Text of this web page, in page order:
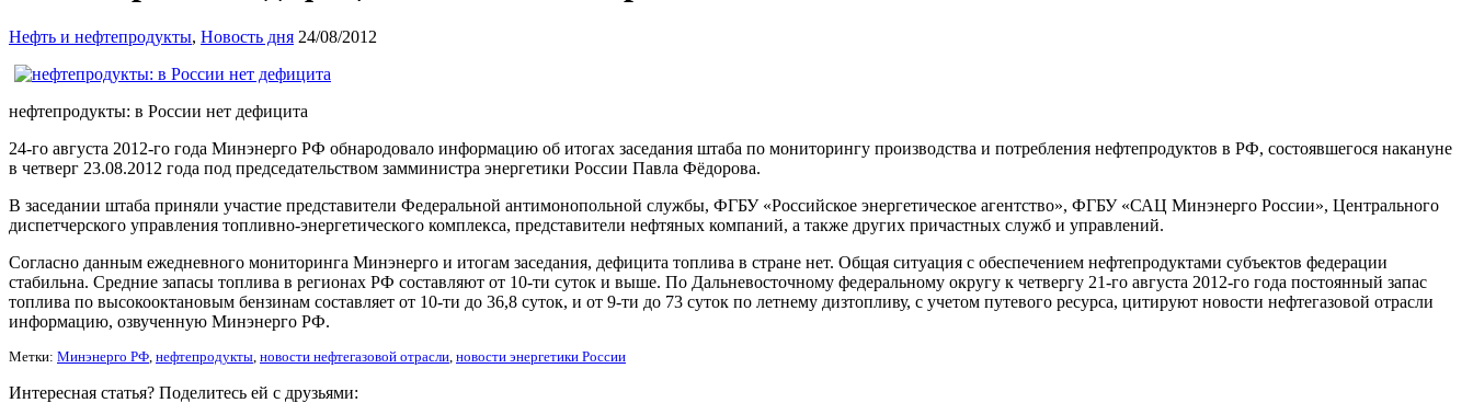
Нефть и нефтепродукты, Новость дня 24/08/2012
нефтепродукты: в России нет дефицита
24-го августа 2012-го года Минэнерго РФ обнародовало информацию об итогах заседания штаба по мониторингу производства и потребления нефтепродуктов в РФ, состоявшегося накануне
в четверг 23.08.2012 года под председательством замминистра энергетики России Павла Фёдорова.
В заседании штаба приняли участие представители Федеральной антимонопольной службы, ФГБУ «Российское энергетическое агентство», ФГБУ «САЦ Минэнерго России», Центрального
диспетчерского управления топливно-энергетического комплекса, представители нефтяных компаний, а также других причастных служб и управлений.
Согласно данным ежедневного мониторинга Минэнерго и итогам заседания, дефицита топлива в стране нет. Общая ситуация с обеспечением нефтепродуктами субъектов федерации
стабильна. Средние запасы топлива в регионах РФ составляют от 10-ти суток и выше. По Дальневосточному федеральному округу к четвергу 21-го августа 2012-го года постоянный запас
топлива по высокооктановым бензинам составляет от 10-ти до 36,8 суток, и от 9-ти до 73 суток по летнему дизтопливу, с учетом путевого ресурса, цитируют новости нефтегазовой отрасли
информацию, озвученную Минэнерго РФ.
Метки: Минэнерго РФ, нефтепродукты, новости нефтегазовой отрасли, новости энергетики России
Интересная статья? Поделитесь ей с друзьями: